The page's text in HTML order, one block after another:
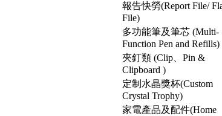
報告快勞(Report File/
File)
多功能筆及筆芯 (Multi-
Function Pen and Refills)
夾釘類 (Clip、Pin &
Clipboard )
定制水晶獎杯(Custom
Crystal Trophy)
家電產品及配件(Home